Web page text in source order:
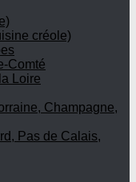
créole)
Comté
Loire
Champagne,
Pas de Calais,